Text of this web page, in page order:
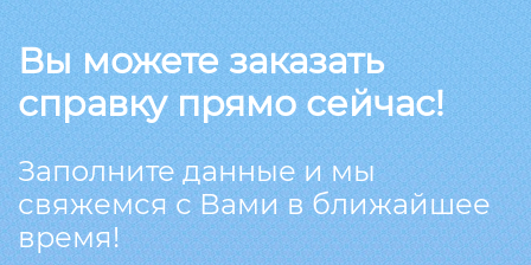
Вы можете заказать
справку прямо сейчас!
Заполните данные и мы
свяжемся с Вами в ближайшее
время!